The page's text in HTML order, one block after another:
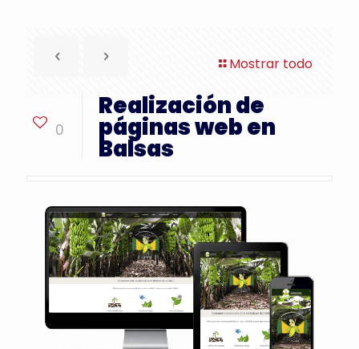
Mostrar todo
0
Realización de
páginas web en
Balsas